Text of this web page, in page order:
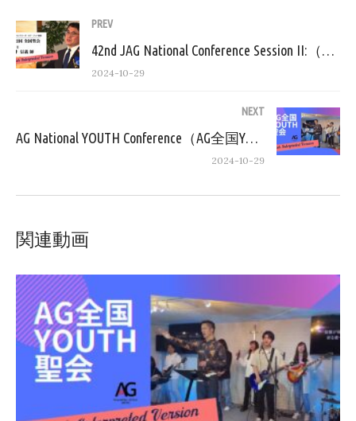
PREV
42nd JAG National Conference Session II:（AG全国聖会2022 聖会2 ENGLISH）
2024-10-29
NEXT
AG National YOUTH Conference（AG全国YOUTH聖会 ENG)
2024-10-29
関連動画